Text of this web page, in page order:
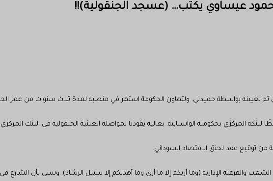
عيساوي يكتب… (عسجد الجنقولية)!!
تعيينه بواسطة حميدتي. ولتهاون الحكومة استمر في منصبه لمدة ثلاث سنوات من عمر
المركزي بحكومته الواتسابية. بعاليه يقودنا لمواصلة العبثية الجنقولية في البنك المركزي.
من توقيع عقد لحنق الاقتصاد السوداني.
والفرعنة الإدارية (وما أريكم إلا ما أرى وما أهديكم إلا سبيل الرشاد). ونسي بأن الشارع